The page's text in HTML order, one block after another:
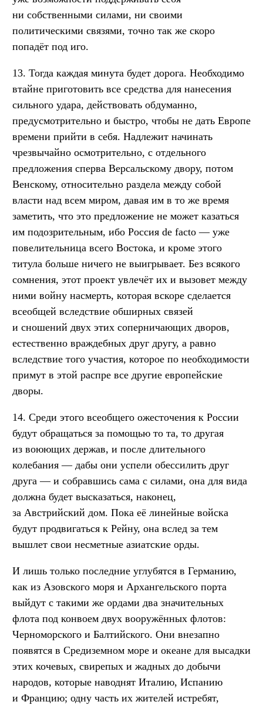
ни собственными силами, ни своими
политическими связями, точно так же скоро
попадёт под иго.
13. Тогда каждая минута будет дорога. Необходимо
втайне приготовить все средства для нанесения
сильного удара, действовать обдуманно,
предусмотрительно и быстро, чтобы не дать Европе
времени прийти в себя. Надлежит начинать
чрезвычайно осмотрительно, с отдельного
предложения сперва Версальскому двору, потом
Венскому, относительно раздела между собой
власти над всем миром, давая им в то же время
заметить, что это предложение не может казаться
им подозрительным, ибо Россия de facto — уже
повелительница всего Востока, и кроме этого
титула больше ничего не выигрывает. Без всякого
сомнения, этот проект увлечёт их и вызовет между
ними войну насмерть, которая вскоре сделается
всеобщей вследствие обширных связей
и сношений двух этих соперничающих дворов,
естественно враждебных друг другу, а равно
вследствие того участия, которое по необходимости
примут в этой распре все другие европейские
дворы.
14. Среди этого всеобщего ожесточения к России
будут обращаться за помощью то та, то другая
из воюющих держав, и после длительного
колебания — дабы они успели обессилить друг
друга — и собравшись сама с силами, она для вида
должна будет высказаться, наконец,
за Австрийский дом. Пока её линейные войска
будут продвигаться к Рейну, она вслед за тем
вышлет свои несметные азиатские орды.
И лишь только последние углубятся в Германию,
как из Азовского моря и Архангельского порта
выйдут с такими же ордами два значительных
флота под конвоем двух вооружённых флотов:
Черноморского и Балтийского. Они внезапно
появятся в Средиземном море и океане для высадки
этих кочевых, свирепых и жадных до добычи
народов, которые наводнят Италию, Испанию
и Францию; одну часть их жителей истребят,